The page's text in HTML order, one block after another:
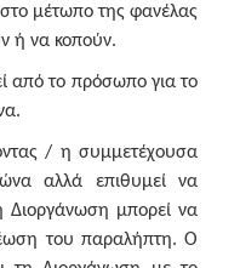
μέτωπο της φανέλας
ή να κοπούν.
από το πρόσωπο για το
/ η συμμετέχουσα
αλλά επιθυμεί να
Διοργάνωση μπορεί να
του παραλήπτη. Ο